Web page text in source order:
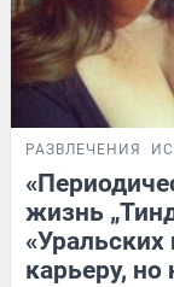
РАЗВЛЕЧЕНИЯ
жизнь
карьеру,